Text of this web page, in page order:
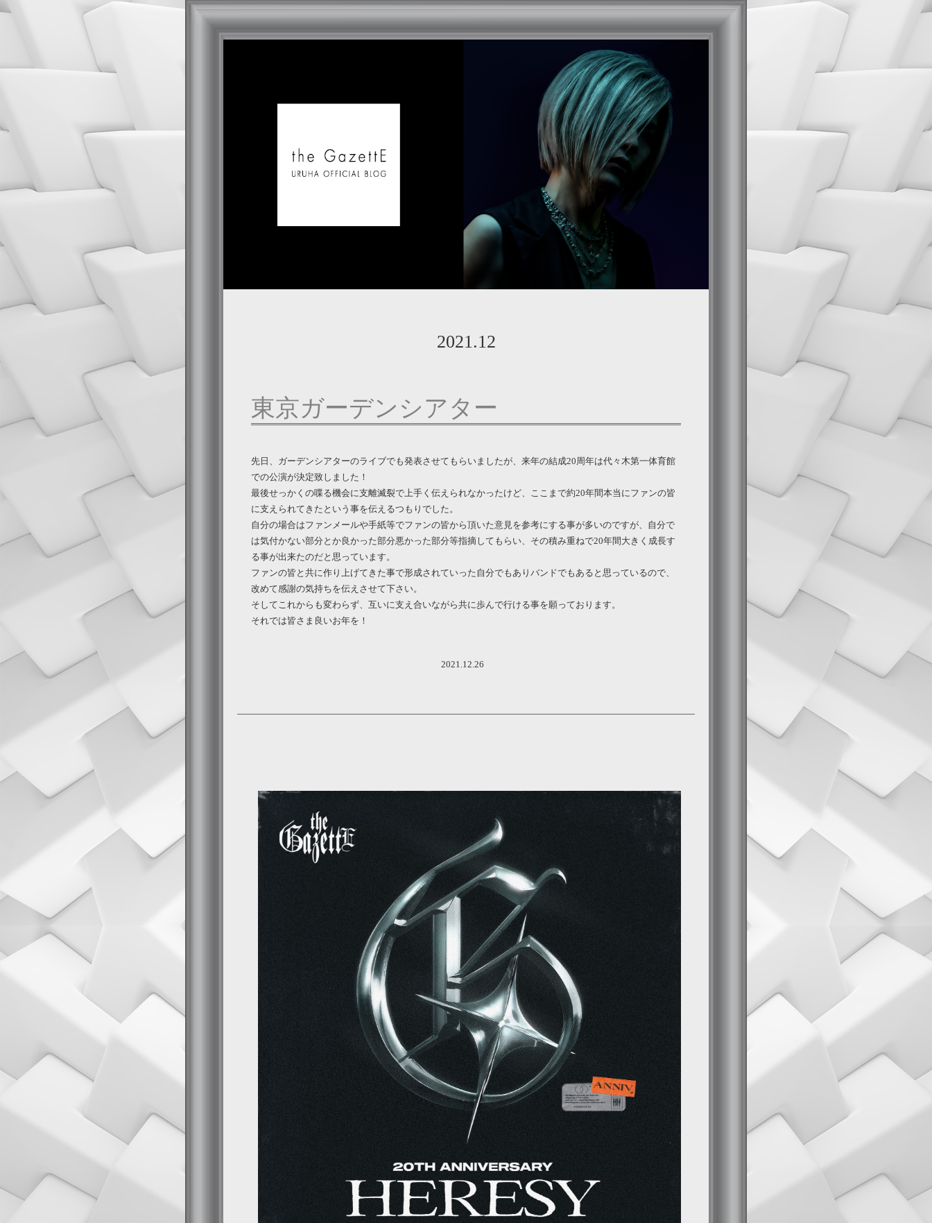
2021.12
東京ガーデンシアター
先日、ガーデンシアターのライブでも発表させてもらいましたが、来年の結成20周年は代々木第一体育館
での公演が決定致しました！
最後せっかくの喋る機会に支離滅裂で上手く伝えられなかったけど、ここまで約20年間本当にファンの皆
に支えられてきたという事を伝えるつもりでした。
自分の場合はファンメールや手紙等でファンの皆から頂いた意見を参考にする事が多いのですが、自分で
は気付かない部分とか良かった部分悪かった部分等指摘してもらい、その積み重ねで20年間大きく成長す
る事が出来たのだと思っています。
ファンの皆と共に作り上げてきた事で形成されていった自分でもありバンドでもあると思っているので、
改めて感謝の気持ちを伝えさせて下さい。
そしてこれからも変わらず、互いに支え合いながら共に歩んで行ける事を願っております。
それでは皆さま良いお年を！
2021.12.26